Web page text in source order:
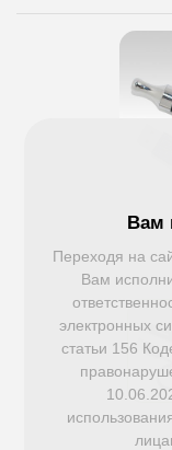
Вам
Переходя на
Вам
электронных
статьи 156